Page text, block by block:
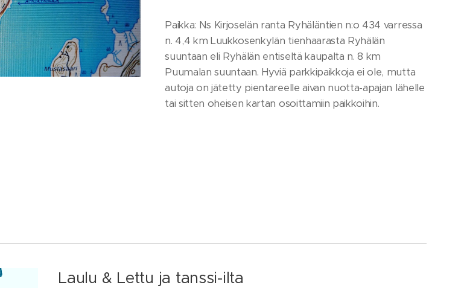
Paikka: Ns Kirjoselän ranta Ryhäläntien n:o 434 varressa
n. 4,4 km Luukkosenkylän tienhaarasta Ryhälän
suuntaan eli Ryhälän entiseltä kaupalta n. 8 km
Puumalan suuntaan. Hyviä parkkipaikkoja ei ole, mutta
autoja on jätetty pientareelle aivan nuotta-apajan lähelle
tai sitten oheisen kartan osoittamiin paikkoihin.
Laulu & Lettu ja tanssi-ilta